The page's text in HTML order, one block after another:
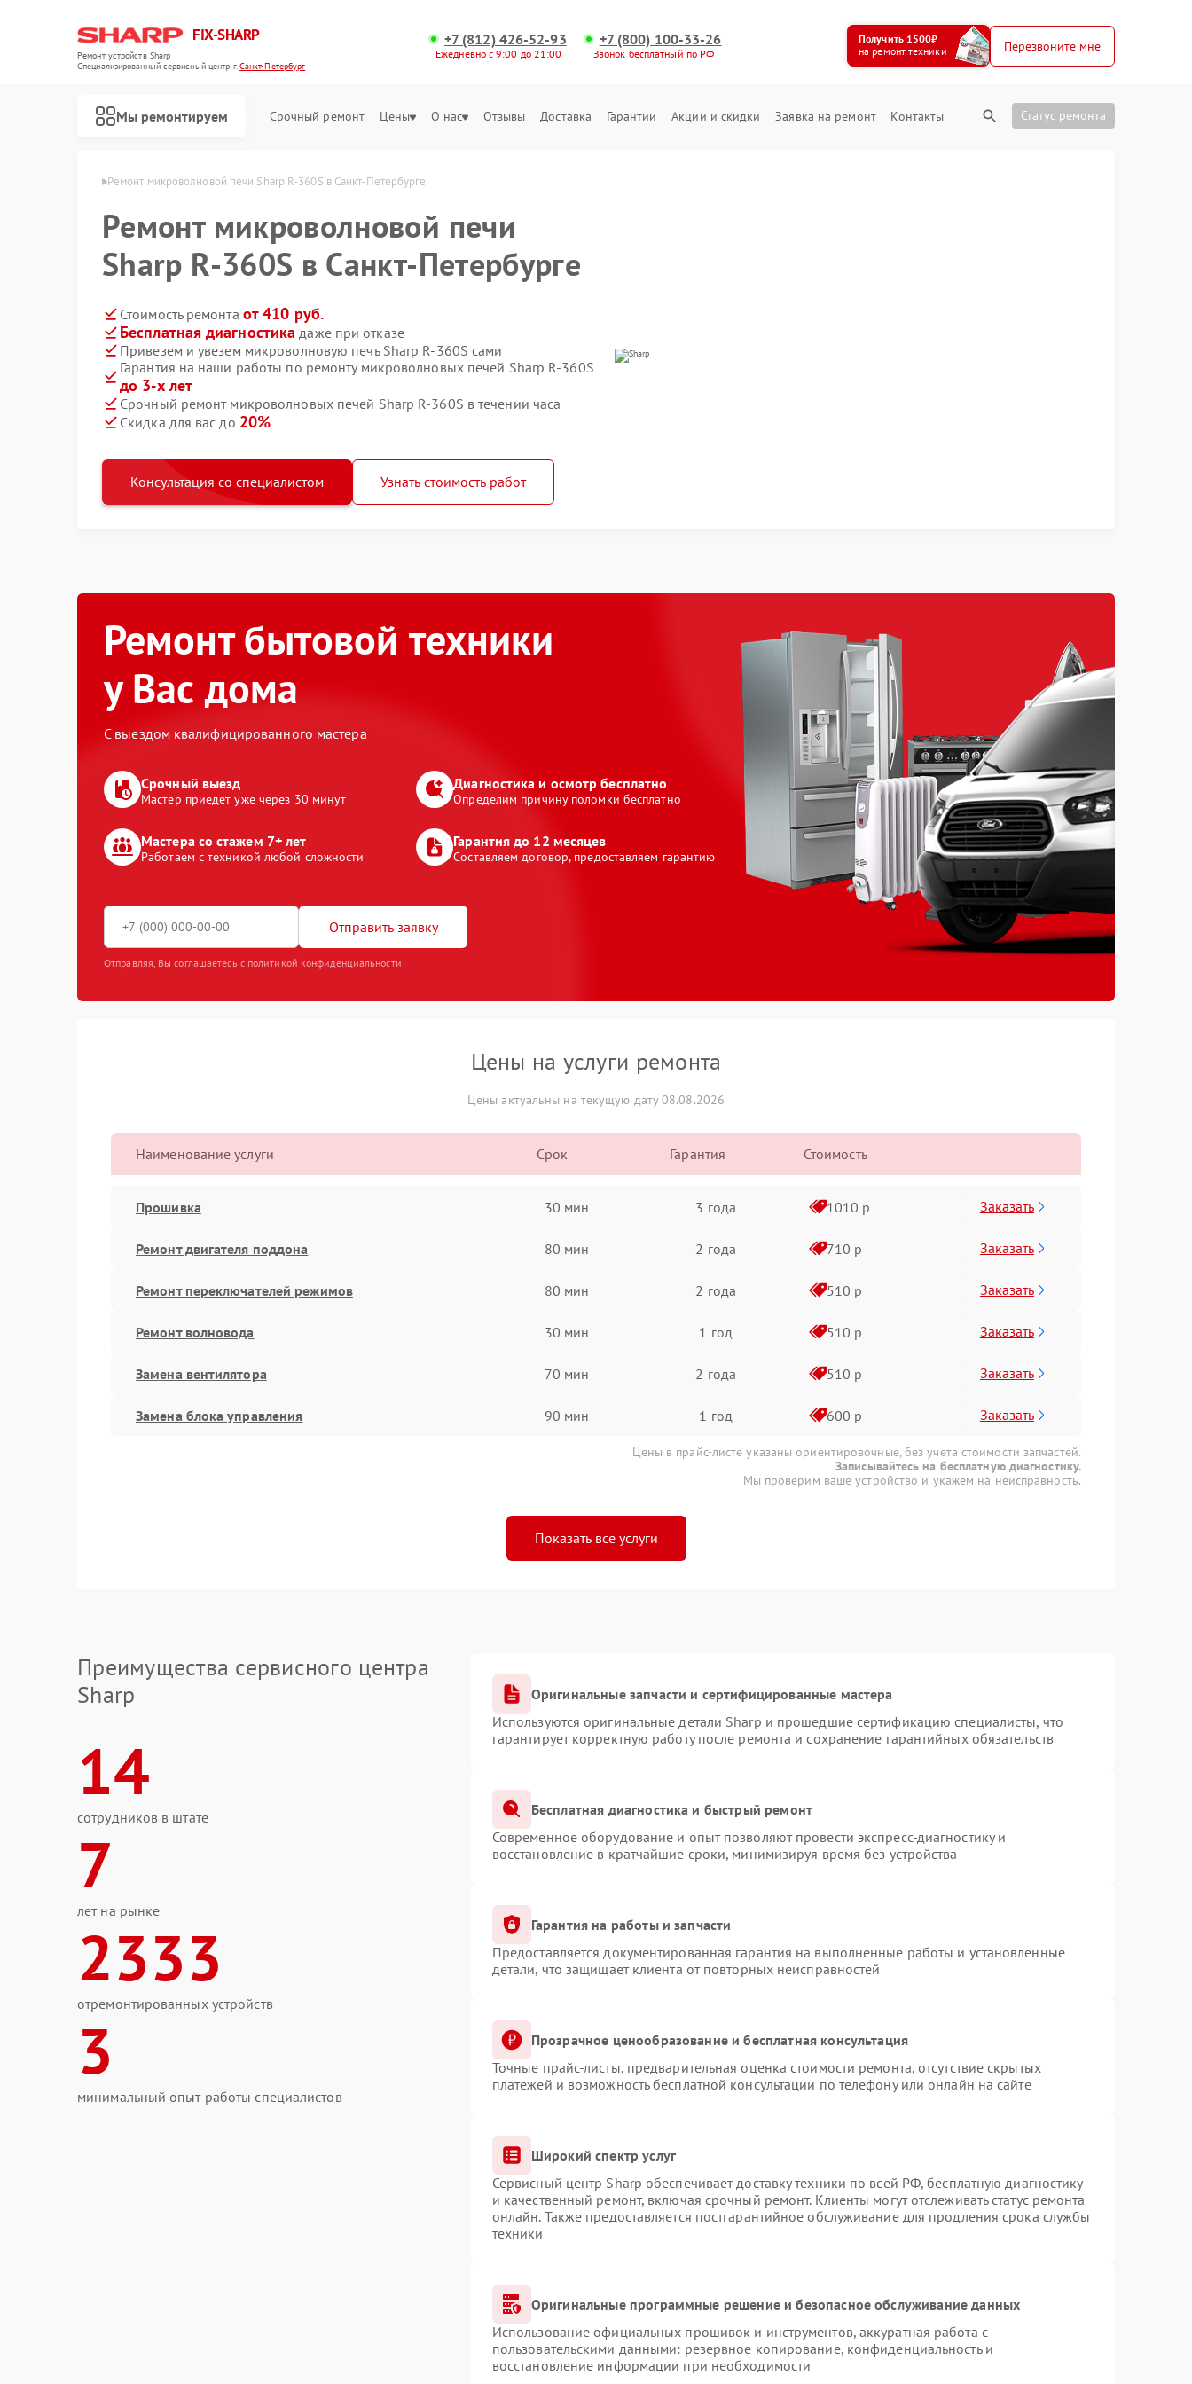
FIX-SHARP
Ремонт устройств Sharp
Специализированный cервисный центр г.Санкт-Петербург
+7 (812) 426-52-93
Ежедневно с 9:00 до 21:00
+7 (800) 100-33-26
Звонок бесплатный по РФ
Получить 1500₽
на ремонт техники
Перезвоните мне
Мы ремонтируем Срочный ремонт Цены О нас Отзывы Доставка Гарантии Акции и скидки Заявка на ремонт Контакты Статус ремонта
Ремонт микроволновой печи Sharp R-360S в Санкт-Петербурге
Ремонт микроволновой печи
Sharp R-360S в Санкт-Петербурге
Стоимость ремонта от 410 руб.
Бесплатная диагностика даже при отказе
Привезем и увезем микроволновую печь Sharp R-360S сами
Гарантия на наши работы по ремонту микроволновых печей Sharp R-360S
до 3-х лет
Срочный ремонт микроволновых печей Sharp R-360S в течении часа
Скидка для вас до 20%
Консультация со специалистом Узнать стоимость работ
Ремонт бытовой техники
у Вас дома
С выездом квалифицированного мастера
Срочный выезд
Мастер приедет уже через 30 минут
Диагностика и осмотр бесплатно
Определим причину поломки бесплатно
Мастера со стажем 7+ лет
Работаем с техникой любой сложности
Гарантия до 12 месяцев
Составляем договор, предоставляем гарантию
Отправить заявку
Отправляя, Вы соглашаетесь с политикой конфиденциальности
Цены на услуги ремонта
Цены актуальны на текущую дату 08.08.2026
Наименование услуги Срок Гарантия Стоимость
Прошивка 30 мин 3 года 1010 р Заказать
Ремонт двигателя поддона 80 мин 2 года 710 р Заказать
Ремонт переключателей режимов 80 мин 2 года 510 р Заказать
Ремонт волновода 30 мин 1 год 510 р Заказать
Замена вентилятора 70 мин 2 года 510 р Заказать
Замена блока управления 90 мин 1 год 600 р Заказать
Цены в прайс-листе указаны ориентировочные, без учета стоимости запчастей.
Записывайтесь на бесплатную диагностику.
Мы проверим ваше устройство и укажем на неисправность.
Показать все услуги
Преимущества сервисного центра
Sharp
14
сотрудников в штате
7
лет на рынке
2333
отремонтированных устройств
3
минимальный опыт работы специалистов
Оригинальные запчасти и сертифицированные мастера
Используются оригинальные детали Sharp и прошедшие сертификацию специалисты, что
гарантирует корректную работу после ремонта и сохранение гарантийных обязательств
Бесплатная диагностика и быстрый ремонт
Современное оборудование и опыт позволяют провести экспресс-диагностику и
восстановление в кратчайшие сроки, минимизируя время без устройства
Гарантия на работы и запчасти
Предоставляется документированная гарантия на выполненные работы и установленные
детали, что защищает клиента от повторных неисправностей
Прозрачное ценообразование и бесплатная консультация
Точные прайс-листы, предварительная оценка стоимости ремонта, отсутствие скрытых
платежей и возможность бесплатной консультации по телефону или онлайн на сайте
Широкий спектр услуг
Сервисный центр Sharp обеспечивает доставку техники по всей РФ, бесплатную диагностику
и качественный ремонт, включая срочный ремонт. Клиенты могут отслеживать статус ремонта
онлайн. Также предоставляется постгарантийное обслуживание для продления срока службы
техники
Оригинальные программные решение и безопасное обслуживание данных
Использование официальных прошивок и инструментов, аккуратная работа с
пользовательскими данными: резервное копирование, конфиденциальность и
восстановление информации при необходимости